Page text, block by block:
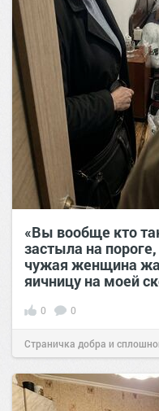
«Вы вообще кто
застыла на
чужая женщина
яичницу на моей
0 0
Страничка добра и
позитива!11:38Сегодня